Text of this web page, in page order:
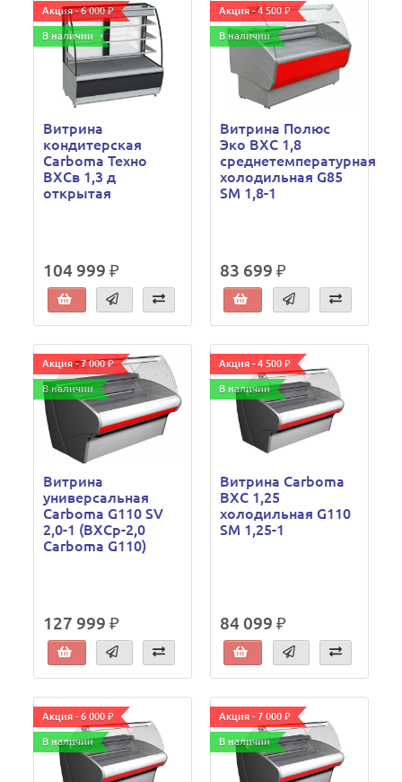
Акция - 6 000 ₽
В наличии
Витрина
кондитерская
Carboma Техно
ВХСв 1,3 д
открытая
104 999 ₽
Акция - 4 500 ₽
В наличии
Витрина Полюс
Эко ВХС 1,8
среднетемпературная
холодильная G85
SM 1,8-1
83 699 ₽
Акция - 7 000 ₽
В наличии
Витрина
универсальная
Carboma G110 SV
2,0-1 (ВХСр-2,0
Carboma G110)
127 999 ₽
Акция - 4 500 ₽
В наличии
Витрина Carboma
ВХС 1,25
холодильная G110
SM 1,25-1
84 099 ₽
Акция - 6 000 ₽
В наличии
Акция - 7 000 ₽
В наличии